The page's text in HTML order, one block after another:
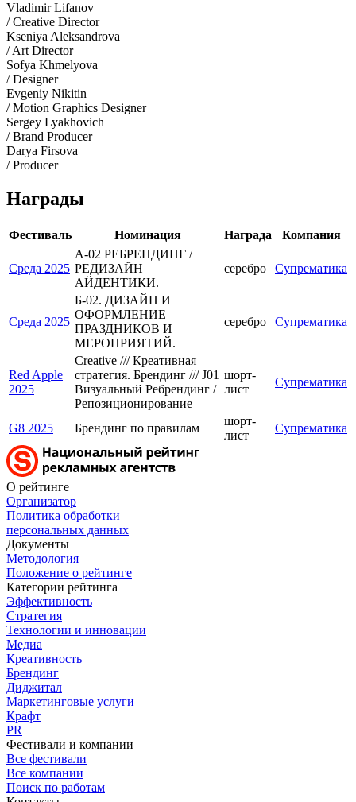
Vladimir Lifanov
/ Creative Director
Kseniya Aleksandrova
/ Art Director
Sofya Khmelyova
/ Designer
Evgeniy Nikitin
/ Motion Graphics Designer
Sergey Lyakhovich
/ Brand Producer
Darya Firsova
/ Producer
Награды
Фестиваль Номинация Награда Компания
Среда 2025
A-02 РЕБРЕНДИНГ /
РЕДИЗАЙН
АЙДЕНТИКИ.
серебро Супрематика
Среда 2025
Б-02. ДИЗАЙН И
ОФОРМЛЕНИЕ
ПРАЗДНИКОВ И
МЕРОПРИЯТИЙ.
серебро Супрематика
Red Apple
2025
Creative /// Креативная
стратегия. Брендинг /// J01
Визуальный Ребрендинг /
Репозиционирование
шорт-
лист
Супрематика
G8 2025 Брендинг по правилам
шорт-
лист
Супрематика
О рейтинге
Организатор
Политика обработки
персональных данных
Документы
Методология
Положение о рейтинге
Категории рейтинга
Эффективность
Стратегия
Технологии и инновации
Медиа
Креативность
Брендинг
Диджитал
Маркетинговые услуги
Крафт
PR
Фестивали и компании
Все фестивали
Все компании
Поиск по работам